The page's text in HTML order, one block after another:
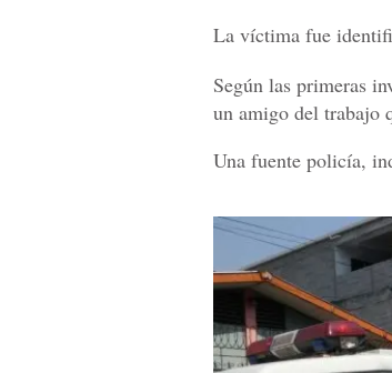
La víctima fue
Según las primeras
un amigo del trabajo
Una fuente policía,